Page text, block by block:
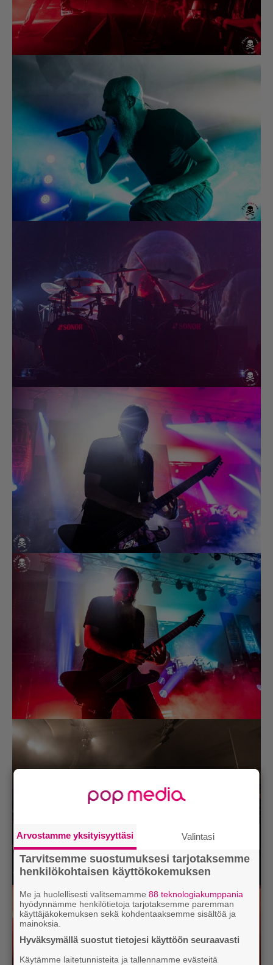
Arvostamme yksityisyyttäsi Valintasi
Tarvitsemme suostumuksesi tarjotaksemme
henkilökohtaisen käyttökokemuksen
Me ja huolellisesti valitsemamme88 teknologiakumppania
hyödynnämme henkilötietoja tarjotaksemme paremman
käyttäjäkokemuksen sekä kohdentaaksemme sisältöä ja
mainoksia.
Hyväksymällä suostut tietojesi käyttöön seuraavasti
Käytämme laitetunnisteita ja tallennamme evästeitä